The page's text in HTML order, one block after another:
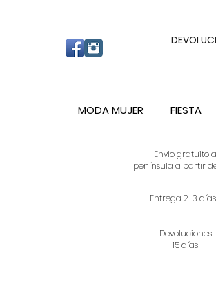
MODA MUJER FIESTA
Envio gratuito a
península a partir
Entrega 2-3 días
Devoluciones
15 días